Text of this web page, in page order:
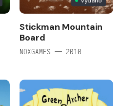
Stickman Mountain
Board
NOXGAMES — 2010